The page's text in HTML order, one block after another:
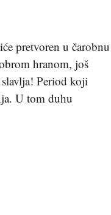
pretvoren u čarobnu
hranom, još
Period koji
U tom duhu